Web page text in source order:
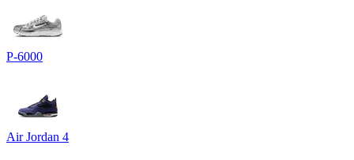
P-6000
Air Jordan 4